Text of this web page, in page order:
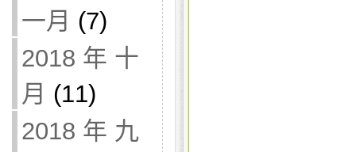
一月 (7)
2018 年 十
月 (11)
2018 年 九